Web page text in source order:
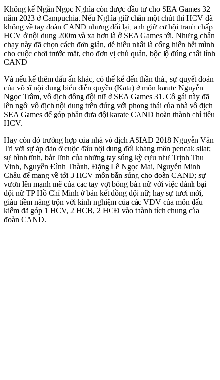
Không kể Ngần Ngọc Nghĩa còn được đầu tư cho SEA Games 32
năm 2023 ở Campuchia. Nếu Nghĩa giữ chân một chút thì HCV đã
không về tay đoàn CAND nhưng đổi lại, anh giữ cơ hội tranh chấp
HCV ở nội dung 200m và xa hơn là ở SEA Games tới. Nhưng chân
chạy này đã chọn cách đơn giản, dễ hiểu nhất là cống hiến hết mình
cho cuộc chơi trước mắt, cho đơn vị chủ quản, bộc lộ đúng chất lính
CAND.
Và nếu kể thêm dấu ấn khác, có thể kể đến thần thái, sự quyết đoán
của võ sĩ nội dung biểu diễn quyền (Kata) ở môn karate Nguyễn
Ngọc Trâm, vô địch đồng đội nữ ở SEA Games 31. Cô gái này đã
lên ngôi vô địch nội dung trên đúng với phong thái của nhà vô địch
SEA Games để góp phần đưa đội karate CAND hoàn thành chỉ tiêu
HCV.
Hay còn đó trường hợp của nhà vô địch ASIAD 2018 Nguyễn Văn
Trí với sự áp đảo ở cuộc đấu nội dung đối kháng môn pencak silat;
sự bình tĩnh, bản lĩnh của những tay súng kỳ cựu như Trịnh Thu
Vinh, Nguyễn Đình Thành, Đặng Lê Ngọc Mai, Nguyễn Minh
Châu để mang về tới 3 HCV môn bắn súng cho đoàn CAND; sự
vươn lên mạnh mẽ của các tay vợt bóng bàn nữ với việc đánh bại
đội nữ TP Hồ Chí Minh ở bán kết đồng đội nữ; hay sự tươi mới,
giàu tiềm năng trộn với kinh nghiệm của các VĐV của môn đấu
kiếm đã góp 1 HCV, 2 HCB, 2 HCĐ vào thành tích chung của
đoàn CAND.